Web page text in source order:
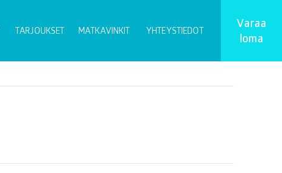
TARJOUKSET MATKAVINKIT YHTEYSTIEDOT
Varaa
loma